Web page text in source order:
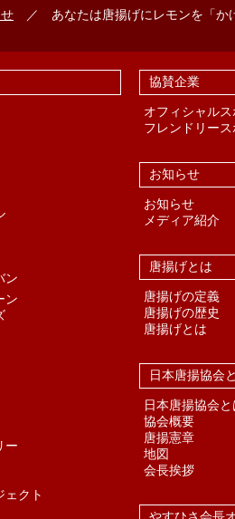
／ あなたは唐揚げにレモンを「か
ン
ン
ー
ェクト
協賛企業
オフィシャル
フレンドリー
お知らせ
お知らせ
メディア紹介
唐揚げとは
唐揚げの定義
唐揚げの歴史
唐揚げとは
日本唐揚協会
日本唐揚協会と
協会概要
唐揚憲章
地図
会長挨拶